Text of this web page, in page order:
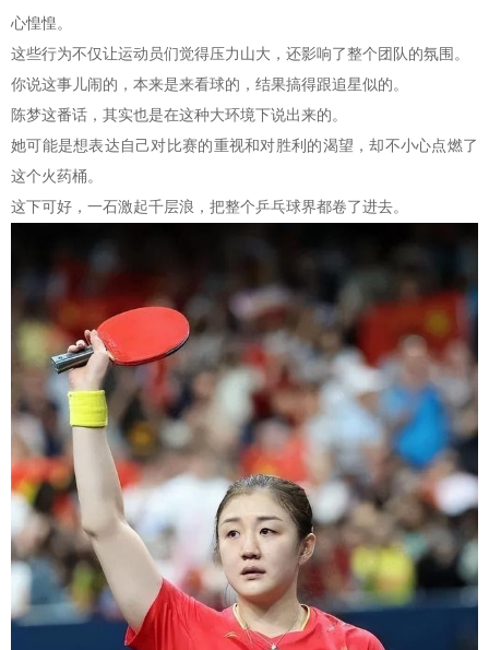
心惶惶。
这些行为不仅让运动员们觉得压力山大，还影响了整个团队的氛围。
你说这事儿闹的，本来是来看球的，结果搞得跟追星似的。
陈梦这番话，其实也是在这种大环境下说出来的。
她可能是想表达自己对比赛的重视和对胜利的渴望，却不小心点燃了
这个火药桶。
这下可好，一石激起千层浪，把整个乒乓球界都卷了进去。